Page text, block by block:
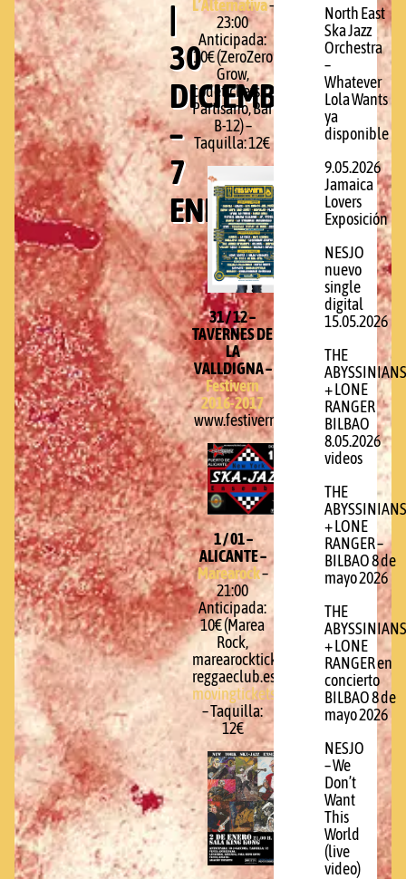
|
30
DICIEMBRE
–
7
ENERO
L’Alternativa–
23:00
Anticipada:
10€ (ZeroZero
Grow,
codetickets.com,
Partisano, Bar
B-12) –
Taquilla: 12€
31 / 12 –
TAVERNES DE
LA
VALLDIGNA –
Festivern
2016-2017
www.festivern.com
1 / 01 –
ALICANTE –
Marearock–
21:00
Anticipada:
10€ (Marea
Rock,
marearockticket.com,
reggaeclub.es,
movingtickets.com
– Taquilla:
12€
North East
Ska Jazz
Orchestra
–
Whatever
Lola Wants
ya
disponible
9.05.2026
Jamaica
Lovers
Exposición
NESJO
nuevo
single
digital
15.05.2026
THE
ABYSSINIANS
+ LONE
RANGER
BILBAO
8.05.2026
videos
THE
ABYSSINIANS
+ LONE
RANGER –
BILBAO 8 de
mayo 2026
THE
ABYSSINIANS
+ LONE
RANGER en
concierto
BILBAO 8 de
mayo 2026
NESJO
– We
Don’t
Want
This
World
(live
video)